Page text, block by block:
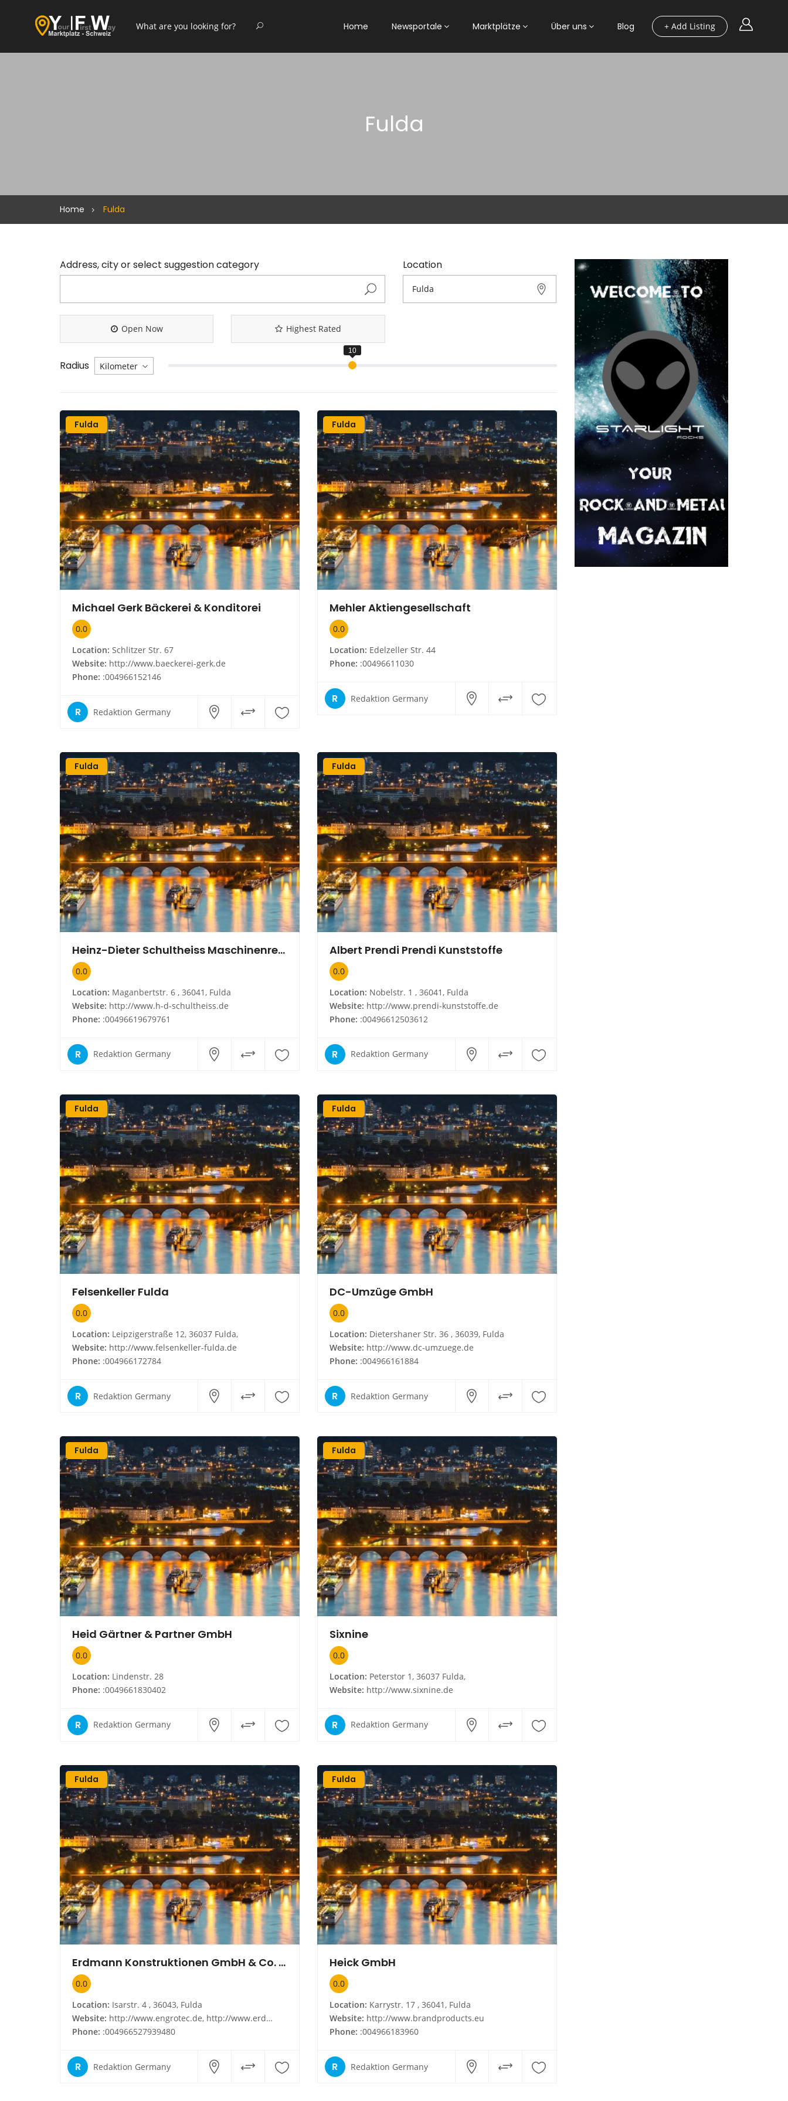
+ Add Listing
Home Newsportale Marktplätze Über uns Blog
Fulda
Home Fulda
Address, city or select suggestion category Location
Open Now Highest Rated
Radius
Fulda
Michael Gerk Bäckerei & Konditorei
0.0
Location: Schlitzer Str. 67
Website: http://www.baeckerei-gerk.de
Phone: :004966152146
R Redaktion Germany
Fulda
Mehler Aktiengesellschaft
0.0
Location: Edelzeller Str. 44
Phone: :00496611030
R Redaktion Germany
Fulda
Heinz-Dieter Schultheiss Maschinenreinigung und Service
0.0
Location: Maganbertstr. 6 , 36041, Fulda
Website: http://www.h-d-schultheiss.de
Phone: :00496619679761
R Redaktion Germany
Fulda
Albert Prendi Prendi Kunststoffe
0.0
Location: Nobelstr. 1 , 36041, Fulda
Website: http://www.prendi-kunststoffe.de
Phone: :00496612503612
R Redaktion Germany
Fulda
Felsenkeller Fulda
0.0
Location: Leipzigerstraße 12, 36037 Fulda,
Website: http://www.felsenkeller-fulda.de
Phone: :004966172784
R Redaktion Germany
Fulda
DC-Umzüge GmbH
0.0
Location: Dietershaner Str. 36 , 36039, Fulda
Website: http://www.dc-umzuege.de
Phone: :004966161884
R Redaktion Germany
Fulda
Heid Gärtner & Partner GmbH
0.0
Location: Lindenstr. 28
Phone: :0049661830402
R Redaktion Germany
Fulda
Sixnine
0.0
Location: Peterstor 1, 36037 Fulda,
Website: http://www.sixnine.de
R Redaktion Germany
Fulda
Erdmann Konstruktionen GmbH & Co. KG
0.0
Location: Isarstr. 4 , 36043, Fulda
Website: http://www.engrotec.de, http://www.erdmann-konstruktionen.de
Phone: :004966527939480
R Redaktion Germany
Fulda
Heick GmbH
0.0
Location: Karrystr. 17 , 36041, Fulda
Website: http://www.brandproducts.eu
Phone: :004966183960
R Redaktion Germany